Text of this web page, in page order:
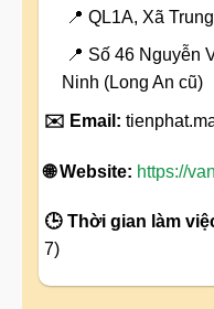
📍 QL1A, Xã
📍 Số 46 Nguyễn
Ninh (Long An cũ)
✉️ Email:
🌐 Website: https://
🕒 Thời gian làm
7)